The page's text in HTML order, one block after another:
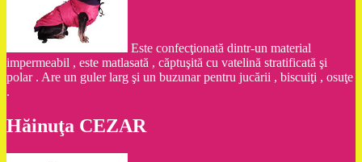
Este confecţionată dintr-un material
impermeabil , este matlasată , căptuşită cu vatelină stratificată şi
polar . Are un guler larg şi un buzunar pentru jucării , biscuiţi , osuţe
.
Hăinuţa CEZAR